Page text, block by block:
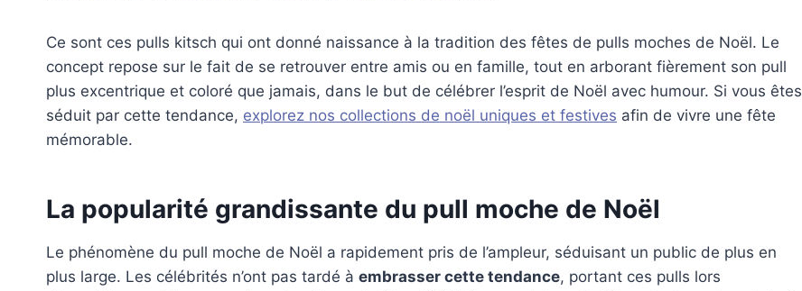
Ce sont ces pulls kitsch qui ont donné naissance à la tradition des fêtes de pulls moches de Noël. Le
concept repose sur le fait de se retrouver entre amis ou en famille, tout en arborant fièrement son pull
plus excentrique et coloré que jamais, dans le but de célébrer l’esprit de Noël avec humour. Si vous êtes
séduit par cette tendance, explorez nos collections de noël uniques et festives afin de vivre une fête
mémorable.
La popularité grandissante du pull moche de Noël
Le phénomène du pull moche de Noël a rapidement pris de l’ampleur, séduisant un public de plus en
plus large. Les célébrités n’ont pas tardé à embrasser cette tendance, portant ces pulls lors